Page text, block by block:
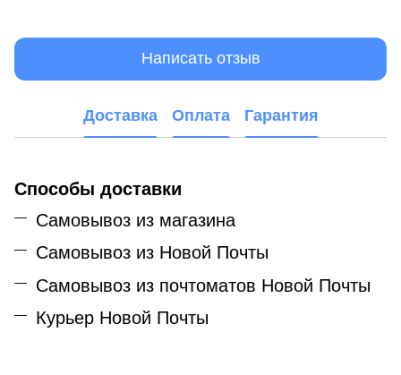
Написать отзыв
Доставка Оплата Гарантия
Способы доставки
Самовывоз из магазина
Самовывоз из Новой Почты
Самовывоз из почтоматов Новой Почты
Курьер Новой Почты